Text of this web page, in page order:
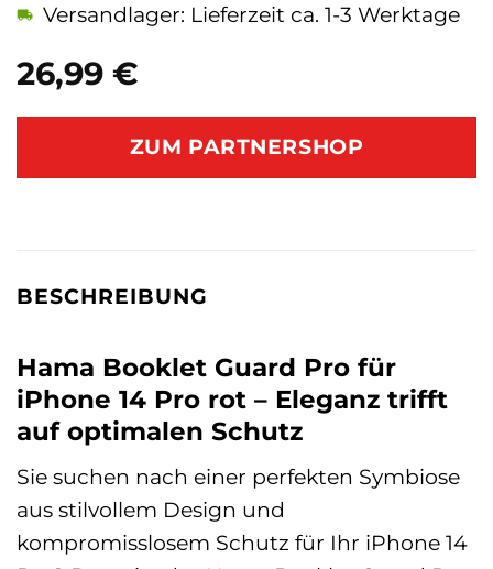
26,99 €
Versandlager: Lieferzeit ca. 1-3 Werktage
ZUM PARTNERSHOP
BESCHREIBUNG
Hama Booklet Guard Pro für
iPhone 14 Pro rot – Eleganz trifft
auf optimalen Schutz
Sie suchen nach einer perfekten Symbiose
aus stilvollem Design und
kompromisslosem Schutz für Ihr iPhone 14